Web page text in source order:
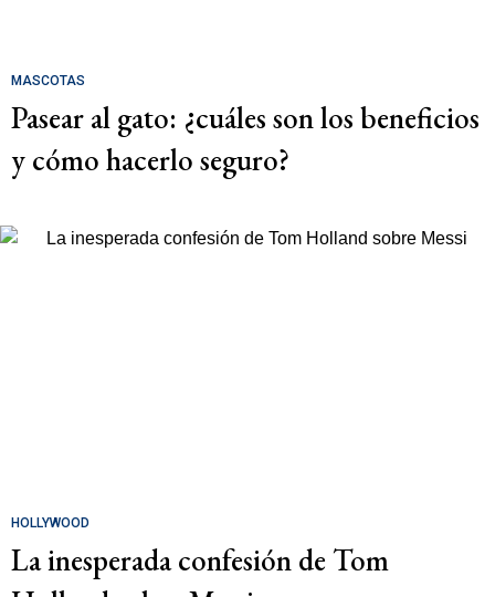
MASCOTAS
Pasear al gato: ¿cuáles son los beneficios
y cómo hacerlo seguro?
HOLLYWOOD
La inesperada confesión de Tom